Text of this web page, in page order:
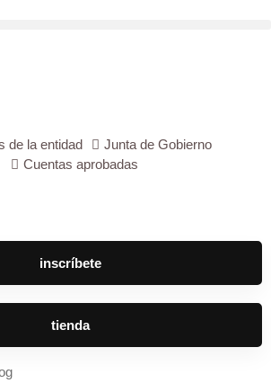
de la entidad
Junta de Gobierno
Cuentas aprobadas
inscríbete
tienda